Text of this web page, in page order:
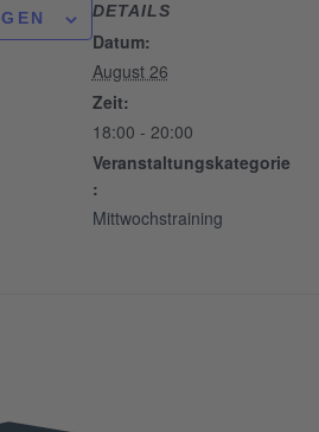
DETAILS
Datum:
August 26
Zeit:
18:00 - 20:00
Veranstaltungskategorie
:
Mittwochstraining